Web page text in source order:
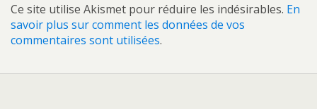
Ce site utilise Akismet pour réduire les indésirables. En
savoir plus sur comment les données de vos
commentaires sont utilisées.